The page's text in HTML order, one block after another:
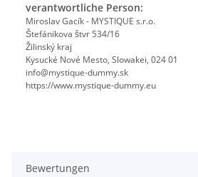
verantwortliche Person:
Miroslav Gacík - MYSTIQUE s.r.o.
Štefánikova štvr 534/16
Žilinský kraj
Kysucké Nové Mesto, Slowakei, 024 01
info@mystique-dummy.sk
https://www.mystique-dummy.eu
Bewertungen